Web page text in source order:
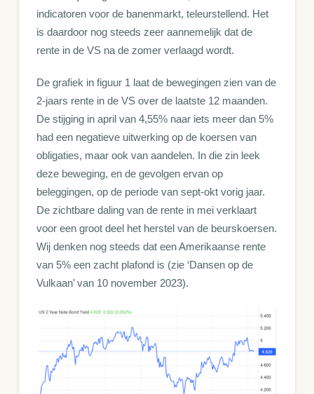
indicatoren voor de banenmarkt, teleurstellend. Het
is daardoor nog steeds zeer aannemelijk dat de
rente in de VS na de zomer verlaagd wordt.
De grafiek in figuur 1 laat de bewegingen zien van de
2-jaars rente in de VS over de laatste 12 maanden.
De stijging in april van 4,55% naar iets meer dan 5%
had een negatieve uitwerking op de koersen van
obligaties, maar ook van aandelen. In die zin leek
deze beweging, en de gevolgen ervan op
beleggingen, op de periode van sept-okt vorig jaar.
De zichtbare daling van de rente in mei verklaart
voor een groot deel het herstel van de beurskoersen.
Wij denken nog steeds dat een Amerikaanse rente
van 5% een zacht plafond is (zie ‘Dansen op de
Vulkaan’ van 10 november 2023).